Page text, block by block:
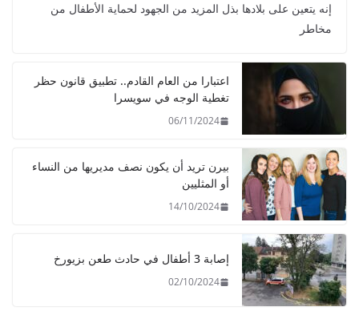
إنه يتعين على بلادها بذل المزيد من الجهود لحماية الأطفال من
مخاطر
اعتبارا من العام القادم.. تطبيق قانون حظر
تغطية الوجه في سويسرا
06/11/2024
بيرن تريد أن يكون نصف مديريها من النساء
أو المثليين
14/10/2024
إصابة 3 أطفال في حادث طعن بزيورخ
02/10/2024